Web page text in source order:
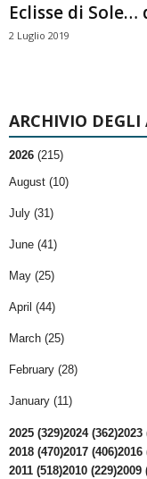
Eclisse di Sole…
2 Luglio 2019
ARCHIVIO DEGLI
2026 (215)
August (10)
July (31)
June (41)
May (25)
April (44)
March (25)
February (28)
January (11)
2025 (329)2024 (362)2023
2018 (470)2017 (406)2016
2011 (518)2010 (229)2009